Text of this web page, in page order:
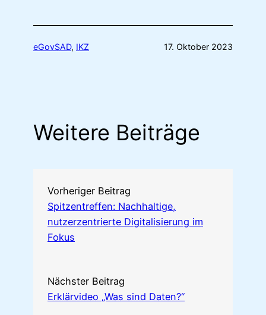
eGovSAD, IKZ 17. Oktober 2023
Weitere Beiträge
Vorheriger Beitrag
Spitzentreffen: Nachhaltige,
nutzerzentrierte Digitalisierung im
Fokus
Nächster Beitrag
Erklärvideo „Was sind Daten?“